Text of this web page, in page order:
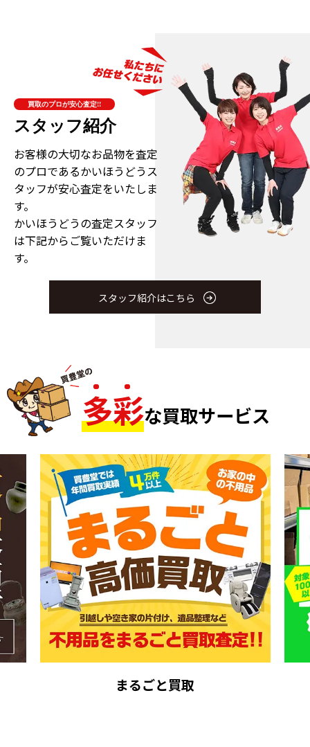
買取のプロが安心査定!!
スタッフ紹介
お客様の大切なお品物を査定
のプロであるかいほうどうス
タッフが安心査定をいたしま
す。
かいほうどうの査定スタッフ
は下記からご覧いただけま
す。
スタッフ紹介はこちら
多彩な買取サービス
まるごと買取